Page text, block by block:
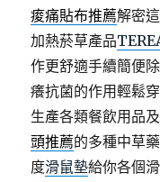
痠痛貼布推薦解密
加熱菸草產品
作更舒適手續簡便
癢抗菌的作用輕鬆
生產各類餐飲用品
頭推薦的多種中草
度滑鼠墊給你各個